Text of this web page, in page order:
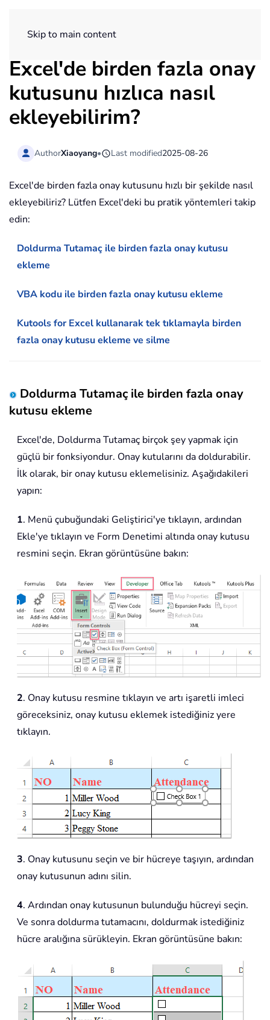
Skip to main content
Excel'de birden fazla onay
kutusunu hızlıca nasıl
ekleyebilirim?
AuthorXiaoyang• Last modified2025-08-26
Excel'de birden fazla onay kutusunu hızlı bir şekilde nasıl
ekleyebiliriz? Lütfen Excel'deki bu pratik yöntemleri takip
edin:
Doldurma Tutamaç ile birden fazla onay kutusu
ekleme
VBA kodu ile birden fazla onay kutusu ekleme
Kutools for Excel kullanarak tek tıklamayla birden
fazla onay kutusu ekleme ve silme
Doldurma Tutamaç ile birden fazla onay
kutusu ekleme
Excel'de, Doldurma Tutamaç birçok şey yapmak için
güçlü bir fonksiyondur. Onay kutularını da doldurabilir.
İlk olarak, bir onay kutusu eklemelisiniz. Aşağıdakileri
yapın:
1. Menü çubuğundaki Geliştirici'ye tıklayın, ardından
Ekle'ye tıklayın ve Form Denetimi altında onay kutusu
resmini seçin. Ekran görüntüsüne bakın:
2. Onay kutusu resmine tıklayın ve artı işaretli imleci
göreceksiniz, onay kutusu eklemek istediğiniz yere
tıklayın.
3. Onay kutusunu seçin ve bir hücreye taşıyın, ardından
onay kutusunun adını silin.
4. Ardından onay kutusunun bulunduğu hücreyi seçin.
Ve sonra doldurma tutamacını, doldurmak istediğiniz
hücre aralığına sürükleyin. Ekran görüntüsüne bakın: